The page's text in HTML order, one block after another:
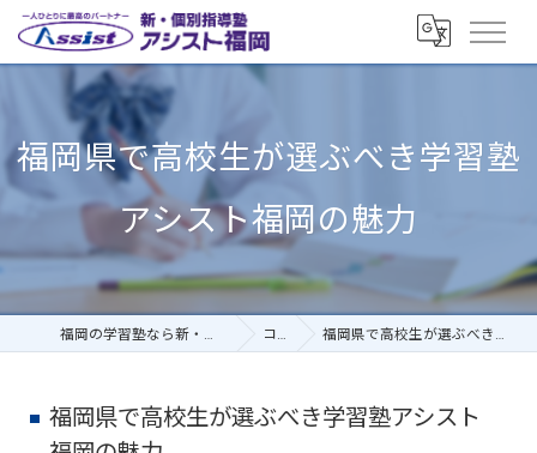
福岡県で高校生が選ぶべき学習塾
アシスト福岡の魅力
福岡の学習塾なら新・個別指導塾アシスト福岡 コラム 福岡県で高校生が選ぶべき学習塾アシスト福岡の魅力
福岡県で高校生が選ぶべき学習塾アシスト